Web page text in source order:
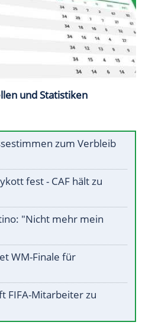
und Statistiken
zum Verbleib
fest - CAF hält zu
"Nicht mehr mein
WM-Finale für
FIFA-Mitarbeiter zu